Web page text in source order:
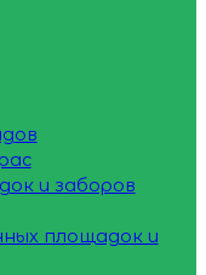
и заборов
площадок и